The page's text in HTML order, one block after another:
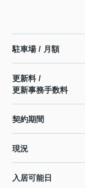
駐車場 / 月額
更新料 /
更新事務手数料
契約期間
現況
入居可能日